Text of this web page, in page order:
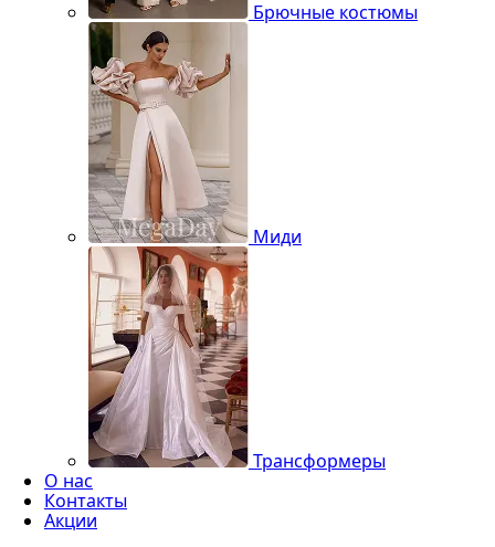
Брючные костюмы
Миди
Трансформеры
О нас
Контакты
Акции